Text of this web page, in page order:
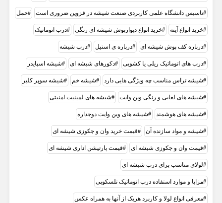
تاسیس دانشگاه علمی کاربردی صنعت شیشه در قزوین ضروری است حمل
خرید انواع آینه خرید انواع دیوارپوش شیشه ای رنگی درب اتوماتیک
درباره کف پوش شیشه ای درباره ی استیل درب شیشه
درب های اتوماتیک ریلی یا کشویی دکورهای شیشه ای شيشه اسپايدر
شیشه تراس مناسب چه ویژگی هایی دارد شیشه خم شیشه سوپر کلیر
شیشه های لعابی و رنگی وین وایت شیشه های لمینیت امنیتی
شیشه های هوشمند شیشه های وین وایت دوجداره
شیشه و مواد سازنده آن قیمت خرید وان و جکوزی شیشه ای
قیمت وان و جکوزی شیشه ای قیمت پارتیشن اداری شیشه ای
لولای مناسب برای درب شیشه ای
مزایا و موارد استفاده درب اتوماتیک تلسکوپی
معرفی انواع لولا و کاربرد هریک از آنها به همراه عکس